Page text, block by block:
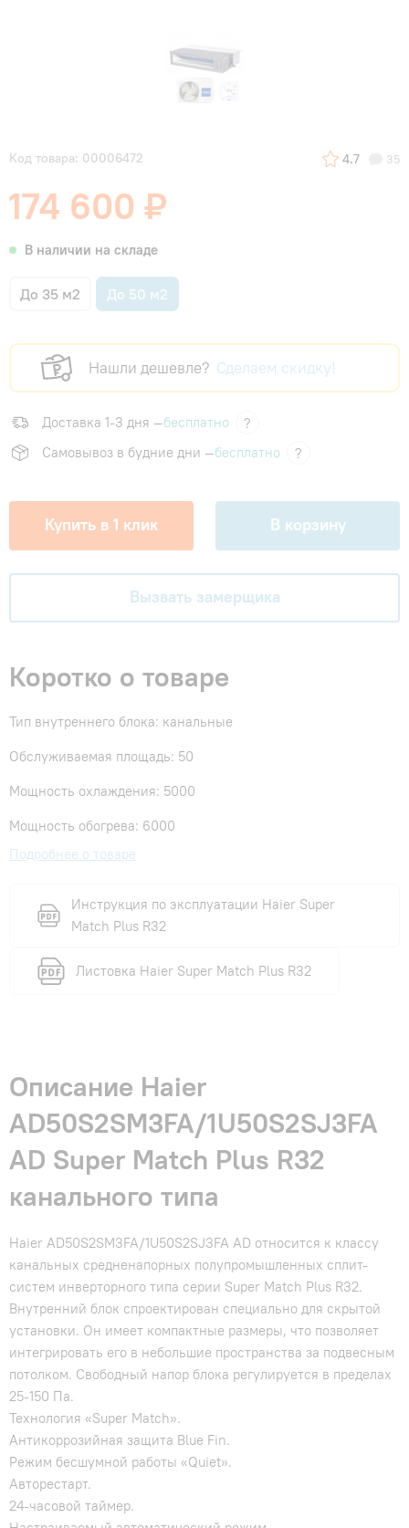
Код товара: 00006472 4.7 35
174 600 ₽
В наличии на складе
До 35 м2 До 50 м2
Нашли дешевле? Сделаем скидку!
Доставка 1-3 дня —бесплатно
?
Самовывоз в будние дни —бесплатно ?
Купить в 1 клик В корзину
Вызвать замерщика
Коротко о товаре
Тип внутреннего блока: канальные
Обслуживаемая площадь: 50
Мощность охлаждения: 5000
Мощность обогрева: 6000
Подробнее о товаре
Инструкция по эксплуатации Haier Super
Match Plus R32
Листовка Haier Super Match Plus R32
Описание Haier
AD50S2SM3FA/1U50S2SJ3FA
AD Super Match Plus R32
канального типа
Haier AD50S2SM3FA/1U50S2SJ3FA AD относится к классу
канальных средненапорных полупромышленных сплит-
систем инверторного типа серии Super Match Plus R32.
Внутренний блок спроектирован специально для скрытой
установки. Он имеет компактные размеры, что позволяет
интегрировать его в небольшие пространства за подвесным
потолком. Свободный напор блока регулируется в пределах
25-150 Па.
Технология «Super Match».
Антикоррозийная защита Blue Fin.
Режим бесшумной работы «Quiet».
Авторестарт.
24-часовой таймер.